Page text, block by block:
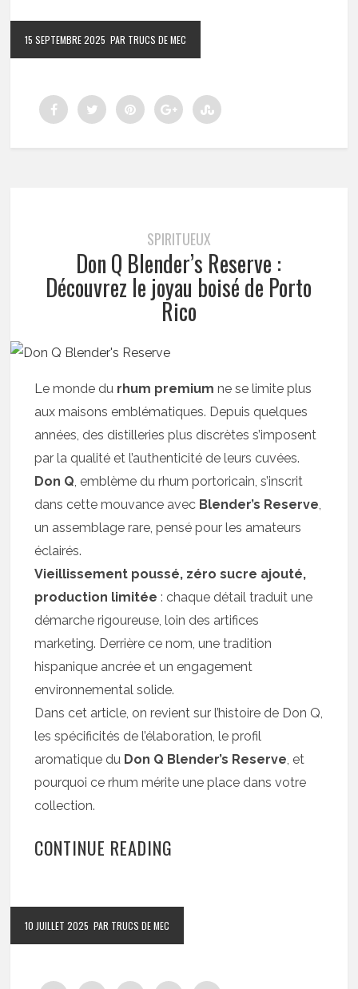
15 SEPTEMBRE 2025 PAR TRUCS DE MEC
SPIRITUEUX
Don Q Blender’s Reserve :
Découvrez le joyau boisé de Porto
Rico
Le monde du rhum premium ne se limite plus
aux maisons emblématiques. Depuis quelques
années, des distilleries plus discrètes s’imposent
par la qualité et l’authenticité de leurs cuvées.
Don Q, emblème du rhum portoricain, s’inscrit
dans cette mouvance avec Blender’s Reserve,
un assemblage rare, pensé pour les amateurs
éclairés.
Vieillissement poussé, zéro sucre ajouté,
production limitée : chaque détail traduit une
démarche rigoureuse, loin des artifices
marketing. Derrière ce nom, une tradition
hispanique ancrée et un engagement
environnemental solide.
Dans cet article, on revient sur l’histoire de Don Q,
les spécificités de l’élaboration, le profil
aromatique du Don Q Blender’s Reserve, et
pourquoi ce rhum mérite une place dans votre
collection.
CONTINUE READING
10 JUILLET 2025 PAR TRUCS DE MEC